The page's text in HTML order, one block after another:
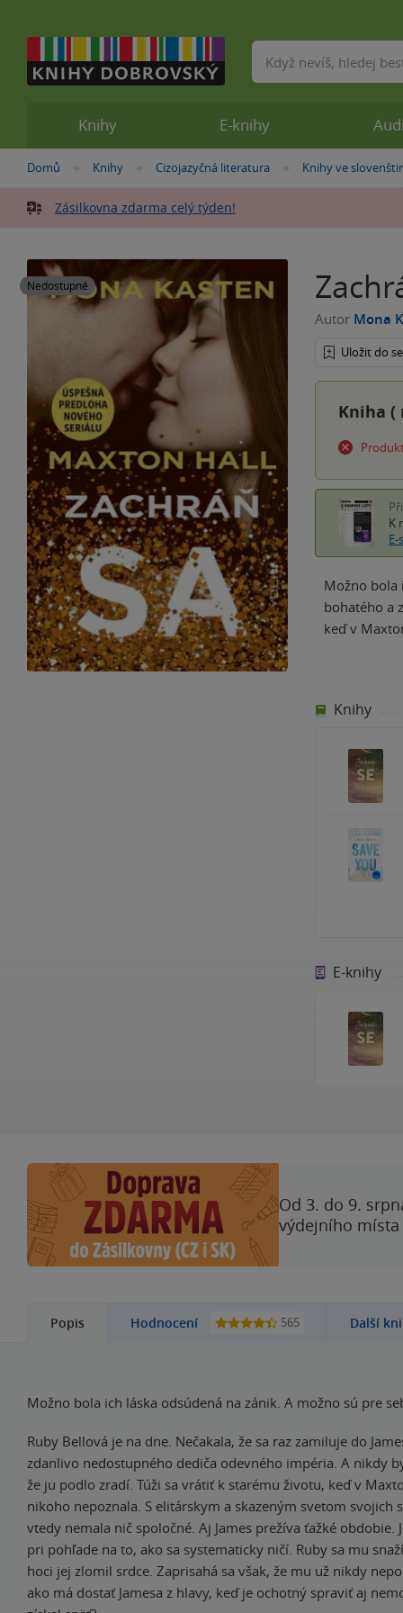
Nacházíte
zde:
Domů »
Knihy »
Cizojazyčná literatura »
Knihy ve
Zásilkovna zdarma celý týden!
Nedostupné
Autor Mona
Uložit do
Kniha (
K
Možno bola
bohatého a
keď v
Knihy
E-knihy
Od 3. do 9.
výdejního místa
Popis Hodnocení 565 Další
Možno bola ich láska odsúdená na zánik. A možno sú pre
Ruby Bellová je na dne. Nečakala, že sa raz zamiluje do
zdanlivo nedostupného dediča odevného impéria. A nikdy
že ju podlo zradí. Túži sa vrátiť k starému životu, keď v
nikoho nepoznala. S elitárskym a skazeným svetom svojich
vtedy nemala nič spoločné. Aj James prežíva ťažké obdobie.
pri pohľade na to, ako sa systematicky ničí. Ruby sa mu
hoci jej zlomil srdce. Zaprisahá sa však, že mu už nikdy
ako má dostať Jamesa z hlavy, keď je ochotný spraviť aj
Knihy E-knihy
Vyhledávání